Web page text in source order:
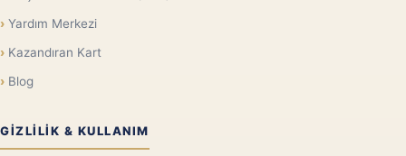
Yardım Merkezi
Kazandıran Kart
Blog
GIZLILIK & KULLANIM